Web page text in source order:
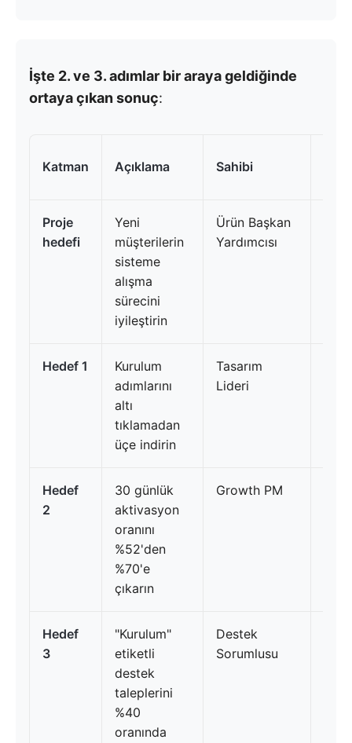
İşte 2. ve 3. adımlar bir araya geldiğinde
ortaya çıkan sonuç:
Katman Açıklama Sahibi
Proje
hedefi
Yeni
müşterilerin
sisteme
alışma
sürecini
iyileştirin
Ürün Başkan
Yardımcısı
Hedef 1
Kurulum
adımlarını
altı
tıklamadan
üçe indirin
Tasarım
Lideri
Hedef
2
30 günlük
aktivasyon
oranını
%52'den
%70'e
çıkarın
Growth PM
Hedef
3
"Kurulum"
etiketli
destek
taleplerini
%40
oranında
Destek
Sorumlusu